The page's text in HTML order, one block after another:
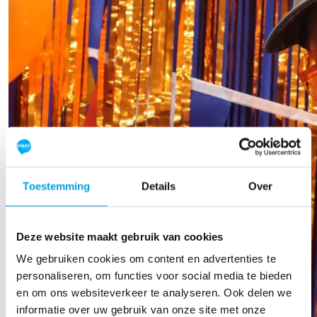
Toestemming Details Over
Deze website maakt gebruik van cookies
We gebruiken cookies om content en advertenties te
personaliseren, om functies voor social media te bieden
en om ons websiteverkeer te analyseren. Ook delen we
informatie over uw gebruik van onze site met onze